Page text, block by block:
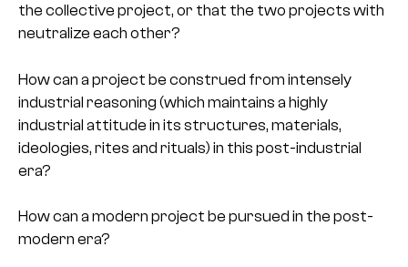
the collective project, or that the two projects with
neutralize each other?
How can a project be construed from intensely
industrial reasoning (which maintains a highly
industrial attitude in its structures, materials,
ideologies, rites and rituals) in this post-industrial
era?
How can a modern project be pursued in the post-
modern era?